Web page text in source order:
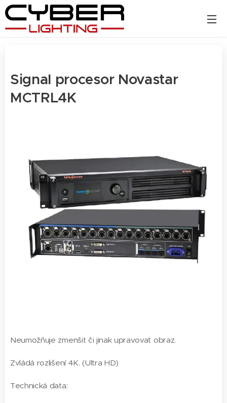
Signal procesor Novastar
MCTRL4K
Neumožňuje zmenšit či jinak upravovat obraz.
Zvládá rozlišení 4K. (Ultra HD)
Technická data: